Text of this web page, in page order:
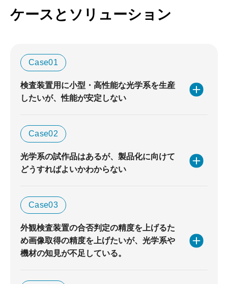
ケースとソリューション
Case01
検査装置用に小型・高性能な光学系を生産
したいが、性能が安定しない
Case02
光学系の試作品はあるが、製品化に向けて
どうすればよいかわからない
Case03
外観検査装置の合否判定の精度を上げるた
め画像取得の精度を上げたいが、光学系や
機材の知見が不足している。